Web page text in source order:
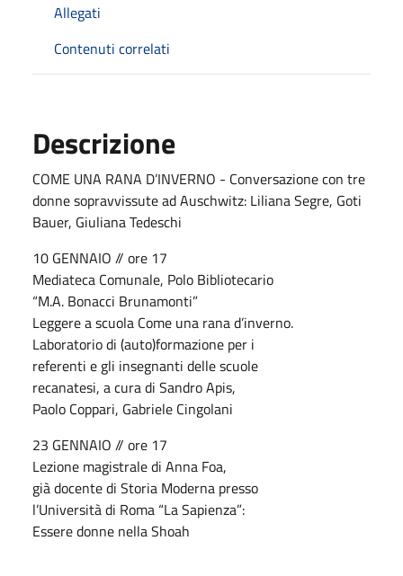
Allegati
Contenuti correlati
Descrizione
COME UNA RANA D’INVERNO - Conversazione con tre
donne sopravvissute ad Auschwitz: Liliana Segre, Goti
Bauer, Giuliana Tedeschi
10 GENNAIO // ore 17
Mediateca Comunale, Polo Bibliotecario
“M.A. Bonacci Brunamonti”
Leggere a scuola Come una rana d’inverno.
Laboratorio di (auto)formazione per i
referenti e gli insegnanti delle scuole
recanatesi, a cura di Sandro Apis,
Paolo Coppari, Gabriele Cingolani
23 GENNAIO // ore 17
Lezione magistrale di Anna Foa,
già docente di Storia Moderna presso
l’Università di Roma “La Sapienza”:
Essere donne nella Shoah